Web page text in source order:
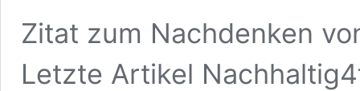
Zitat zum Nachdenken
Letzte Artikel